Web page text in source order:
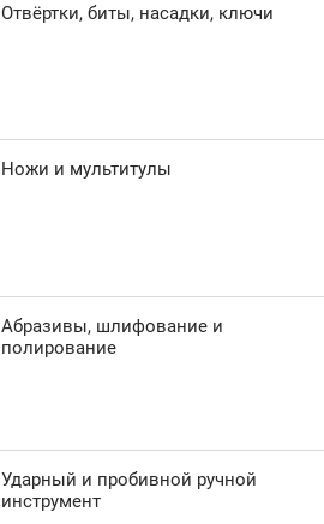
Отвёртки, биты, насадки, ключи
Ножи и мультитулы
Абразивы, шлифование и
полирование
Ударный и пробивной ручной
инструмент